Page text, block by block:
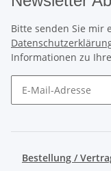
Bitte senden Sie mir
Informationen zu
Bestellung /